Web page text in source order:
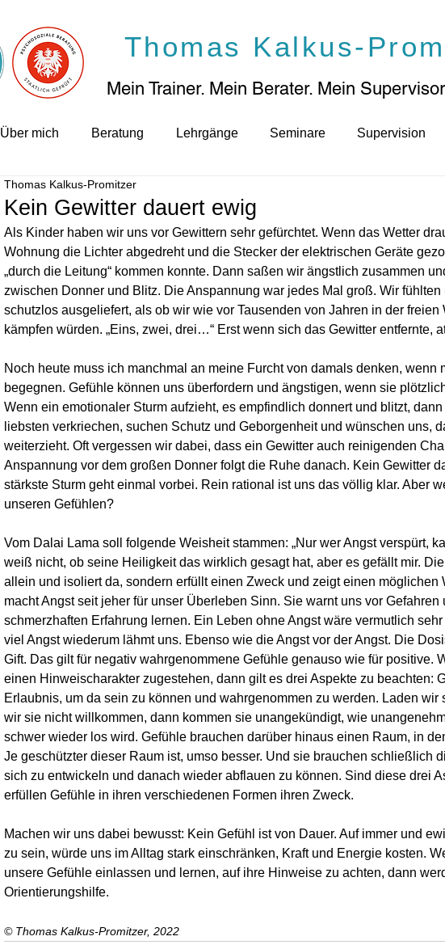
Thomas Kalkus-
Mein Trainer. Mein Berater. Mein
Über mich Beratung Lehrgänge Seminare Supervision
Kein Gewitter dauert ewig
Thomas Kalkus-Promitzer
Als Kinder haben wir uns vor Gewittern sehr gefürchtet. Wenn das Wetter
Wohnung die Lichter abgedreht und die Stecker der elektrischen Geräte
„durch die Leitung“ kommen konnte. Dann saßen wir ängstlich zusammen
zwischen Donner und Blitz. Die Anspannung war jedes Mal groß. Wir
schutzlos ausgeliefert, als ob wir wie vor Tausenden von Jahren in der
kämpfen würden. „Eins, zwei, drei…“ Erst wenn sich das Gewitter entfernte,
Noch heute muss ich manchmal an meine Furcht von damals denken, wenn
begegnen. Gefühle können uns überfordern und ängstigen, wenn sie
Wenn ein emotionaler Sturm aufzieht, es empfindlich donnert und blitzt,
liebsten verkriechen, suchen Schutz und Geborgenheit und wünschen uns,
weiterzieht. Oft vergessen wir dabei, dass ein Gewitter auch reinigenden
Anspannung vor dem großen Donner folgt die Ruhe danach. Kein Gewitter
stärkste Sturm geht einmal vorbei. Rein rational ist uns das völlig klar. Aber
unseren Gefühlen?
Vom Dalai Lama soll folgende Weisheit stammen: „Nur wer Angst verspürt,
weiß nicht, ob seine Heiligkeit das wirklich gesagt hat, aber es gefällt mir.
allein und isoliert da, sondern erfüllt einen Zweck und zeigt einen möglichen
macht Angst seit jeher für unser Überleben Sinn. Sie warnt uns vor
schmerzhaften Erfahrung lernen. Ein Leben ohne Angst wäre vermutlich
viel Angst wiederum lähmt uns. Ebenso wie die Angst vor der Angst. Die
Gift. Das gilt für negativ wahrgenommene Gefühle genauso wie für positive.
einen Hinweischarakter zugestehen, dann gilt es drei Aspekte zu beachten:
Erlaubnis, um da sein zu können und wahrgenommen zu werden. Laden wir
wir sie nicht willkommen, dann kommen sie unangekündigt, wie
schwer wieder los wird. Gefühle brauchen darüber hinaus einen Raum, in
Je geschützter dieser Raum ist, umso besser. Und sie brauchen schließlich
sich zu entwickeln und danach wieder abflauen zu können. Sind diese drei
erfüllen Gefühle in ihren verschiedenen Formen ihren Zweck.
Machen wir uns dabei bewusst: Kein Gefühl ist von Dauer. Auf immer und
zu sein, würde uns im Alltag stark einschränken, Kraft und Energie kosten.
unsere Gefühle einlassen und lernen, auf ihre Hinweise zu achten, dann
Orientierungshilfe.
© Thomas Kalkus-Promitzer, 2022